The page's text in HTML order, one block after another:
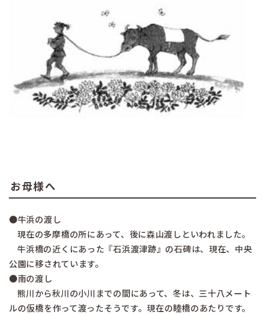
お母様へ
●牛浜の渡し
現在の多摩橋の所にあって、後に森山渡しといわれました。
牛浜橋の近くにあった『石浜渡津跡』の石碑は、現在、中央
公園に移されています。
●南の渡し
熊川から秋川の小川までの間にあって、冬は、三十八メート
ルの仮橋を作って渡ったそうです。現在の睦橋のあたりです。